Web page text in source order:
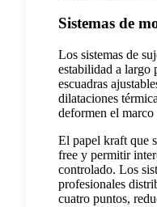
Sistemas de
Los sistemas de
estabilidad a largo
escuadras
dilataciones
deformen el
El papel kraft que
free y permitir
controlado. Los
profesionales
cuatro puntos,